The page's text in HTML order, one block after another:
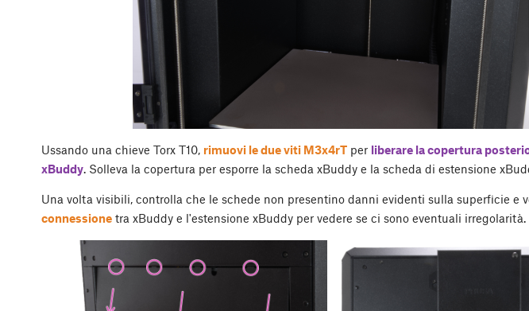
Ussando una chieve Torx T10, rimuovi le due viti M3x4rT per liberare la copertura
xBuddy. Solleva la copertura per esporre la scheda xBuddy e la scheda di estensione
Una volta visibili, controlla che le schede non presentino danni evidenti sulla superficie e
connessione tra xBuddy e l'estensione xBuddy per vedere se ci sono eventuali irregolarità.